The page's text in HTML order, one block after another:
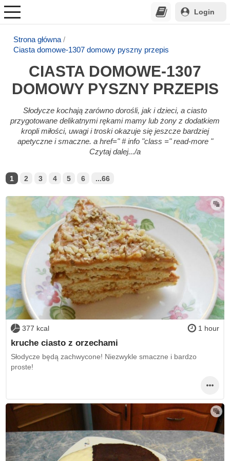
Login
Strona główna
Ciasta domowe-1307 domowy pyszny przepis
CIASTA DOMOWE-1307
DOMOWY PYSZNY PRZEPIS
Słodycze kochają zarówno dorośli, jak i dzieci, a ciasto
przygotowane delikatnymi rękami mamy lub żony z dodatkiem
kropli miłości, uwagi i troski okazuje się jeszcze bardziej
apetyczne i smaczne. a href=" # info "class =" read-more "
Czytaj dalej.../a
1 2 3 4 5 6 ...66
377 kcal 1 hour
kruche ciasto z orzechami
Słodycze będą zachwycone! Niezwykle smaczne i bardzo
proste!